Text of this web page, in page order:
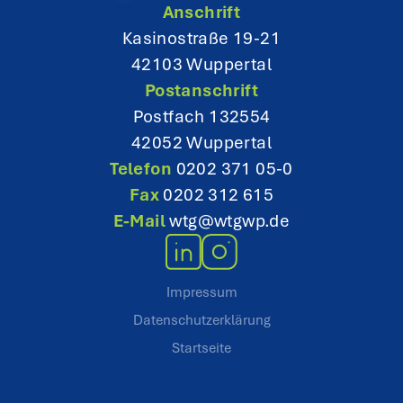
Anschrift
Kasinostraße 19-21
42103 Wuppertal
Postanschrift
Postfach 132554
42052 Wuppertal
Telefon 0202 371 05-0
Fax 0202 312 615
E-Mailwtg@wtgwp.de
Impressum
Datenschutzerklärung
Startseite